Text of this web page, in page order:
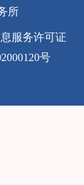
所
服务许可证
号